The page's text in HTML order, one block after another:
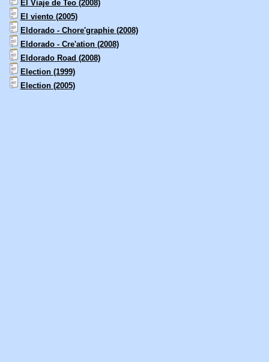
El Viaje de Teo (2008)
El viento (2005)
Eldorado - Chore'graphie (2008)
Eldorado - Cre'ation (2008)
Eldorado Road (2008)
Election (1999)
Election (2005)